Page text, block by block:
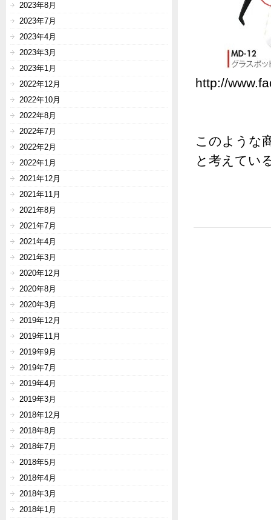
http://
このような
と考えてい
2023年8月
2023年7月
2023年4月
2023年3月
2023年1月
2022年12月
2022年10月
2022年8月
2022年7月
2022年2月
2022年1月
2021年12月
2021年11月
2021年8月
2021年7月
2021年4月
2021年3月
2020年12月
2020年8月
2020年3月
2019年12月
2019年11月
2019年9月
2019年7月
2019年4月
2019年3月
2018年12月
2018年8月
2018年7月
2018年5月
2018年4月
2018年3月
2018年1月